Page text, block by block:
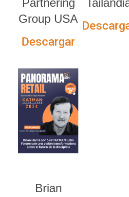
Partnering
Group USA
Descargar
Brian